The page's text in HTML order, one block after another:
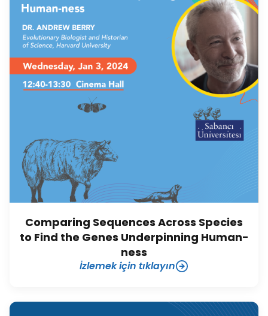
Comparing Sequences Across Species
to Find the Genes Underpinning Human-
ness
İzlemek için tıklayın